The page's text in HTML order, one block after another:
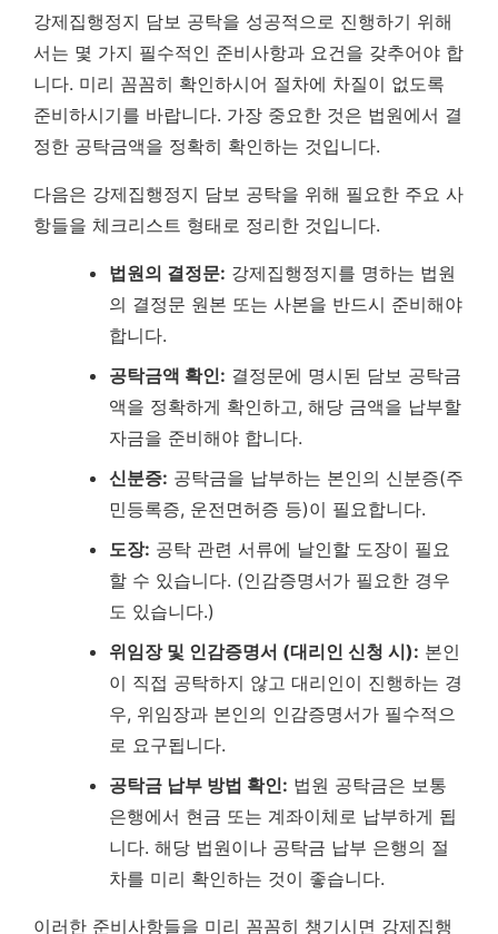
강제집행정지 담보 공탁을 성공적으로 진행하기 위해
서는 몇 가지 필수적인 준비사항과 요건을 갖추어야 합
니다. 미리 꼼꼼히 확인하시어 절차에 차질이 없도록
준비하시기를 바랍니다. 가장 중요한 것은 법원에서 결
정한 공탁금액을 정확히 확인하는 것입니다.
다음은 강제집행정지 담보 공탁을 위해 필요한 주요 사
항들을 체크리스트 형태로 정리한 것입니다.
법원의 결정문: 강제집행정지를 명하는 법원
의 결정문 원본 또는 사본을 반드시 준비해야
합니다.
공탁금액 확인: 결정문에 명시된 담보 공탁금
액을 정확하게 확인하고, 해당 금액을 납부할
자금을 준비해야 합니다.
신분증: 공탁금을 납부하는 본인의 신분증(주
민등록증, 운전면허증 등)이 필요합니다.
도장: 공탁 관련 서류에 날인할 도장이 필요
할 수 있습니다. (인감증명서가 필요한 경우
도 있습니다.)
위임장 및 인감증명서 (대리인 신청 시): 본인
이 직접 공탁하지 않고 대리인이 진행하는 경
우, 위임장과 본인의 인감증명서가 필수적으
로 요구됩니다.
공탁금 납부 방법 확인: 법원 공탁금은 보통
은행에서 현금 또는 계좌이체로 납부하게 됩
니다. 해당 법원이나 공탁금 납부 은행의 절
차를 미리 확인하는 것이 좋습니다.
이러한 준비사항들을 미리 꼼꼼히 챙기시면 강제집행